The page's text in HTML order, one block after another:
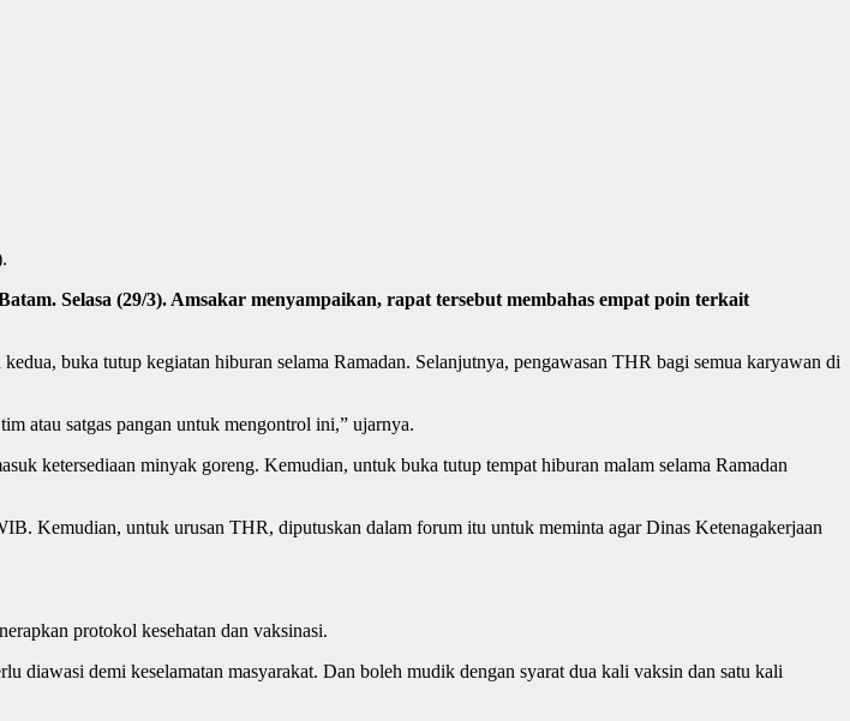
Selasa (29/3). Amsakar menyampaikan, rapat tersebut membahas empat poin terkait
buka tutup kegiatan hiburan selama Ramadan. Selanjutnya, pengawasan THR bagi semua karyawan di
atau satgas pangan untuk mengontrol ini,” ujarnya.
ketersediaan minyak goreng. Kemudian, untuk buka tutup tempat hiburan malam selama Ramadan
Kemudian, untuk urusan THR, diputuskan dalam forum itu untuk meminta agar Dinas Ketenagakerjaan
protokol kesehatan dan vaksinasi.
diawasi demi keselamatan masyarakat. Dan boleh mudik dengan syarat dua kali vaksin dan satu kali